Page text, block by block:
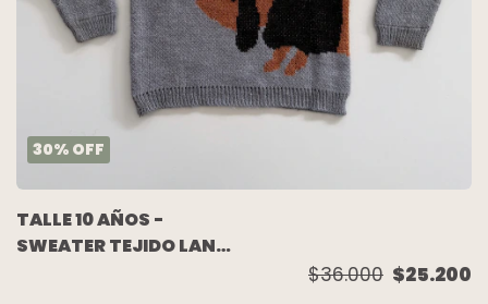
30% OFF
TALLE 10 AÑOS -
SWEATER TEJIDO LANA
$36.000 $25.200